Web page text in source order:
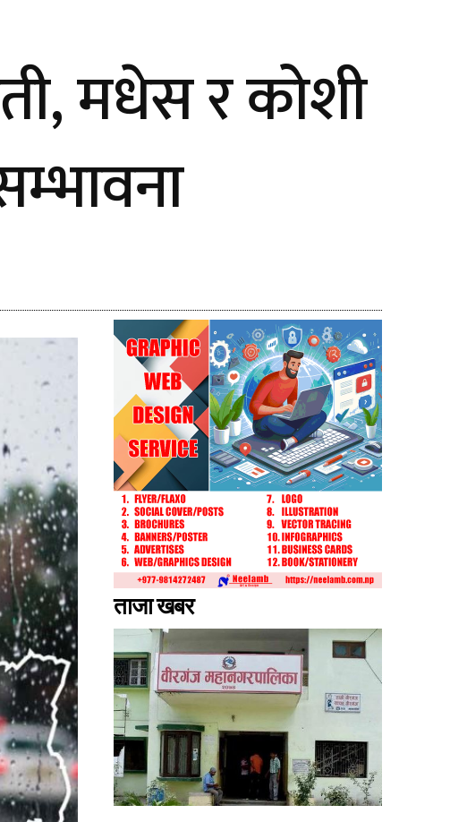
मधेस र कोशी
ताजा खबर